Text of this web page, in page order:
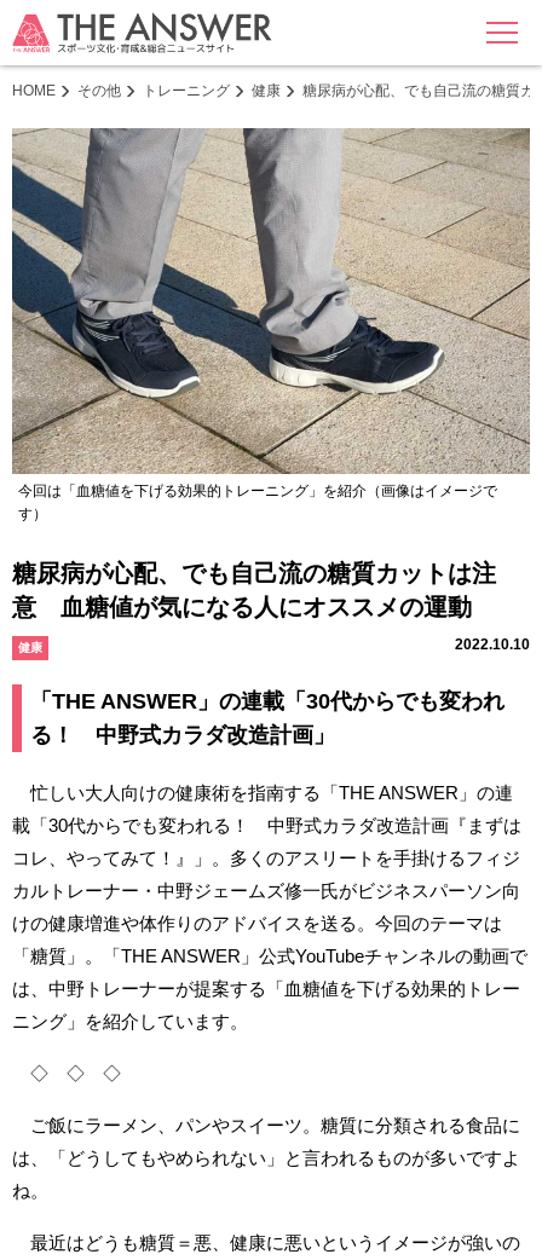
MENU
HOME その他 トレーニング 健康 糖尿病が心配、でも自己流の糖質
今回は「血糖値を下げる効果的トレーニング」を紹介（画像はイメージで
す）
糖尿病が心配、でも自己流の糖質カットは注
意 血糖値が気になる人にオススメの運動
健康 2022.10.10
「THE ANSWER」の連載「30代からでも変われ
る！ 中野式カラダ改造計画」
忙しい大人向けの健康術を指南する「THE ANSWER」の連
載「30代からでも変われる！ 中野式カラダ改造計画『まずは
コレ、やってみて！』」。多くのアスリートを手掛けるフィジ
カルトレーナー・中野ジェームズ修一氏がビジネスパーソン向
けの健康増進や体作りのアドバイスを送る。今回のテーマは
「糖質」。「THE ANSWER」公式YouTubeチャンネルの動画で
は、中野トレーナーが提案する「血糖値を下げる効果的トレー
ニング」を紹介しています。
◇ ◇ ◇
ご飯にラーメン、パンやスイーツ。糖質に分類される食品に
は、「どうしてもやめられない」と言われるものが多いですよ
ね。
最近はどうも糖質＝悪、健康に悪いというイメージが強いの